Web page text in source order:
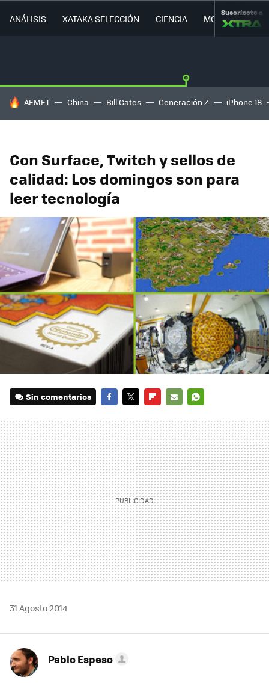
ANÁLISIS XATAKA SELECCIÓN CIENCIA MOVILIDAD
Suscríbete a
HOY SE HABLA DE
AEMET China Bill Gates Generación Z iPhone 18
Con Surface, Twitch y sellos de
calidad: Los domingos son para
leer tecnología
Sin comentarios
MAIL
31 Agosto 2014
Pablo Espeso